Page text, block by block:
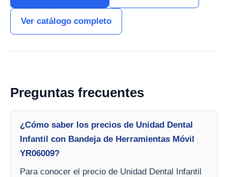
Ver catálogo completo
Preguntas frecuentes
¿Cómo saber los precios de Unidad Dental
Infantil con Bandeja de Herramientas Móvil
YR06009?
Para conocer el precio de Unidad Dental Infantil